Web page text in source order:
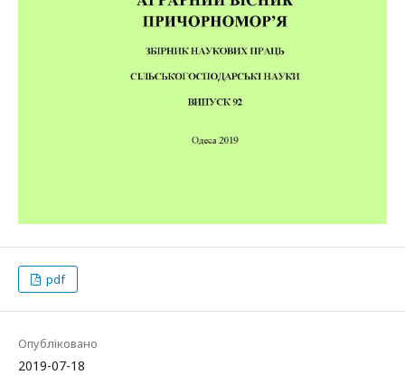
pdf
Опубліковано
2019-07-18